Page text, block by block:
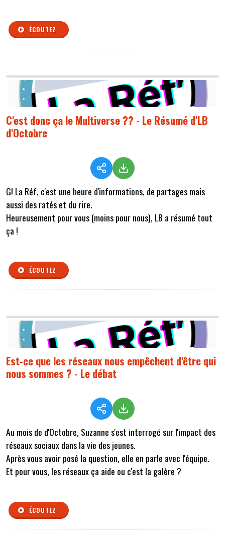
ÉCOUTEZ
C'est donc ça le Multiverse ?? - Le Résumé d'LB
d'Octobre
G! La Réf, c'est une heure d'informations, de partages mais
aussi des ratés et du rire.
Heureusement pour vous (moins pour nous), LB a résumé tout
ça !
ÉCOUTEZ
Est-ce que les réseaux nous empêchent d'être qui
nous sommes ? - Le débat
Au mois de d'Octobre, Suzanne s'est interrogé sur l'impact des
réseaux sociaux dans la vie des jeunes.
Après vous avoir posé la question, elle en parle avec l'équipe.
Et pour vous, les réseaux ça aide ou c'est la galère ?
ÉCOUTEZ